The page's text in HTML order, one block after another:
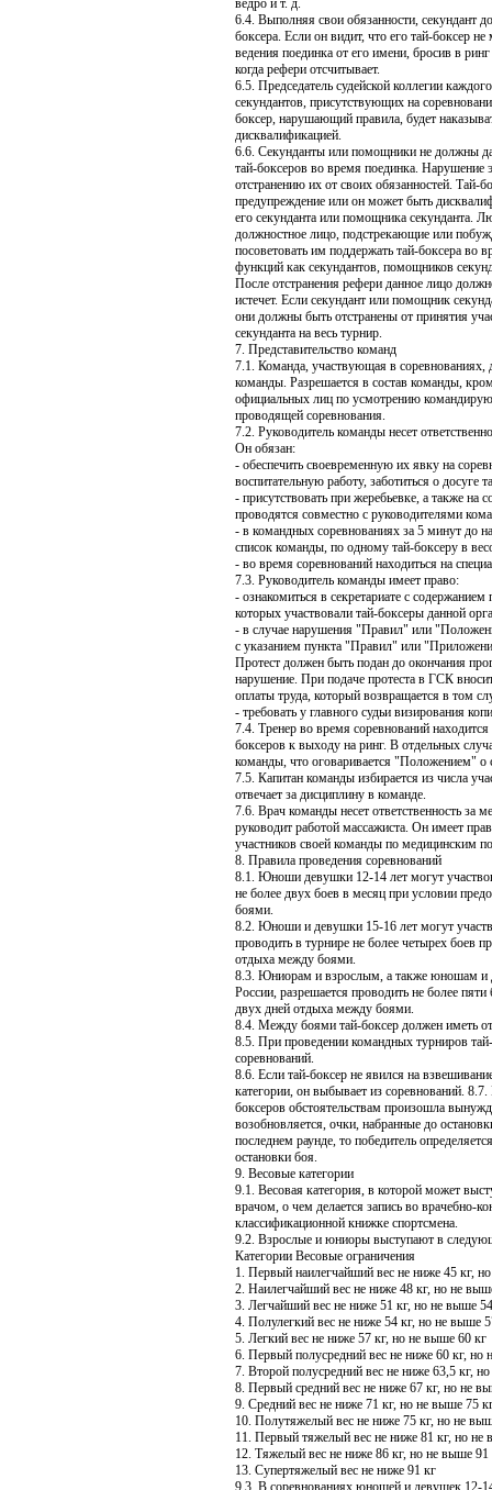
ведро и т. д.
6.4. Выполняя свои обязанности, секундант
боксера. Если он видит, что его тай-боксер
ведения поединка от его имени, бросив в
когда рефери отсчитывает.
6.5. Председатель судейской коллегии
секундантов, присутствующих на
боксер, нарушающий правила, будет
дисквалификацией.
6.6. Секунданты или помощники не должны
тай-боксеров во время поединка. Нарушение
отстранению их от своих обязанностей. Тай-
предупреждение или он может быть
его секунданта или помощника секунданта.
должностное лицо, подстрекающие или
посоветовать им поддержать тай-боксера во
функций как секундантов, помощников
После отстранения рефери данное лицо
истечет. Если секундант или помощник
они должны быть отстранены от принятия
секунданта на весь турнир.
7. Представительство команд
7.1. Команда, участвующая в соревнованиях,
команды. Разрешается в состав команды,
официальных лиц по усмотрению
проводящей соревнования.
7.2. Руководитель команды несет
Он обязан:
- обеспечить своевременную их явку на
воспитательную работу, заботиться о досуге
- присутствовать при жеребьевке, а также на
проводятся совместно с руководителями
- в командных соревнованиях за 5 минут до
список команды, по одному тай-боксеру в
- во время соревнований находиться на
7.3. Руководитель команды имеет право:
- ознакомиться в секретариате с
которых участвовали тай-боксеры данной
- в случае нарушения "Правил" или
с указанием пункта "Правил" или
Протест должен быть подан до окончания
нарушение. При подаче протеста в ГСК
оплаты труда, который возвращается в том
- требовать у главного судьи визирования
7.4. Тренер во время соревнований
боксеров к выходу на ринг. В отдельных
команды, что оговаривается "Положением" о
7.5. Капитан команды избирается из числа
отвечает за дисциплину в команде.
7.6. Врач команды несет ответственность за
руководит работой массажиста. Он имеет
участников своей команды по медицинским
8. Правила проведения соревнований
8.1. Юноши девушки 12-14 лет могут
не более двух боев в месяц при условии
боями.
8.2. Юноши и девушки 15-16 лет могут
проводить в турнире не более четырех боев
отдыха между боями.
8.3. Юниорам и взрослым, а также юношам и
России, разрешается проводить не более
двух дней отдыха между боями.
8.4. Между боями тай-боксер должен иметь
8.5. При проведении командных турниров
соревнований.
8.6. Если тай-боксер не явился на
категории, он выбывает из соревнований.
боксеров обстоятельствам произошла
возобновляется, очки, набранные до
последнем раунде, то победитель
остановки боя.
9. Весовые категории
9.1. Весовая категория, в которой может
врачом, о чем делается запись во врачебно-
классификационной книжке спортсмена.
9.2. Взрослые и юниоры выступают в
Категории Весовые ограничения
1. Первый наилегчайший вес не ниже 45 кг,
2. Наилегчайший вес не ниже 48 кг, но не
3. Легчайший вес не ниже 51 кг, но не выше
4. Полулегкий вес не ниже 54 кг, но не выше
5. Легкий вес не ниже 57 кг, но не выше 60 кг
6. Первый полусредний вес не ниже 60 кг, но
7. Второй полусредний вес не ниже 63,5 кг,
8. Первый средний вес не ниже 67 кг, но не
9. Средний вес не ниже 71 кг, но не выше 75
10. Полутяжелый вес не ниже 75 кг, но не
11. Первый тяжелый вес не ниже 81 кг, но не
12. Тяжелый вес не ниже 86 кг, но не выше 91
13. Супертяжелый вес не ниже 91 кг
9.3. В соревнованиях юношей и девушек 12-